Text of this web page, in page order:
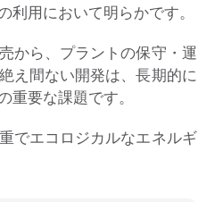
利用において明らかです。
から、プラントの保守・運
え間ない開発は、長期的に
重要な課題です。
でエコロジカルなエネルギ